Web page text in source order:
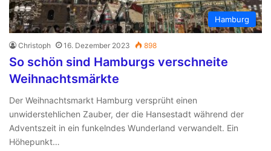
Hamburg
Christoph 16. Dezember 2023 898
So schön sind Hamburgs verschneite
Weihnachtsmärkte
Der Weihnachtsmarkt Hamburg versprüht einen
unwiderstehlichen Zauber, der die Hansestadt während der
Adventszeit in ein funkelndes Wunderland verwandelt. Ein
Höhepunkt…